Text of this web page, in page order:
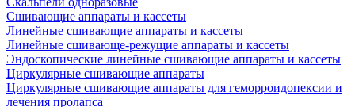
Сшивающие аппараты и кассеты
Линейные сшивающие аппараты и кассеты
Линейные сшивающе-режущие аппараты и кассеты
Эндоскопические линейные сшивающие аппараты и кассеты
Циркулярные сшивающие аппараты
Циркулярные сшивающие аппараты для геморроидопексии и
лечения пролапса